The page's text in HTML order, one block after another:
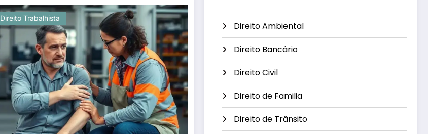
Direito Trabalhista
Direito Ambiental
Direito Bancário
Direito Civil
Direito de Familia
Direito de Trânsito